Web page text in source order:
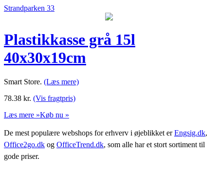
Strandparken 33
Plastikkasse grå 15l
40x30x19cm
Smart Store. (Læs mere)
78.38 kr. (Vis fragtpris)
Læs mere »Køb nu »
De mest populære webshops for erhverv i øjeblikket erEngsig.dk,
Office2go.dk og OfficeTrend.dk, som alle har et stort sortiment til
gode priser.